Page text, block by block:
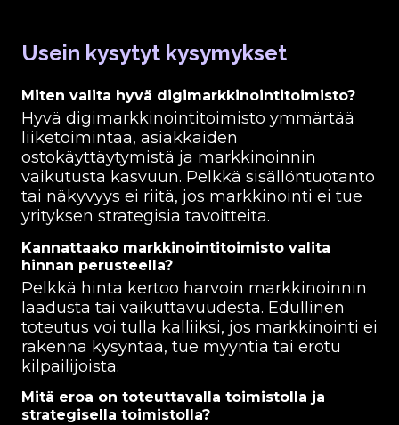
Usein kysytyt kysymykset
Miten valita hyvä digimarkkinointitoimisto?
Hyvä digimarkkinointitoimisto ymmärtää
liiketoimintaa, asiakkaiden
ostokäyttäytymistä ja markkinoinnin
vaikutusta kasvuun. Pelkkä sisällöntuotanto
tai näkyvyys ei riitä, jos markkinointi ei tue
yrityksen strategisia tavoitteita.
Kannattaako markkinointitoimisto valita
hinnan perusteella?
Pelkkä hinta kertoo harvoin markkinoinnin
laadusta tai vaikuttavuudesta. Edullinen
toteutus voi tulla kalliiksi, jos markkinointi ei
rakenna kysyntää, tue myyntiä tai erotu
kilpailijoista.
Mitä eroa on toteuttavalla toimistolla ja
strategisella toimistolla?